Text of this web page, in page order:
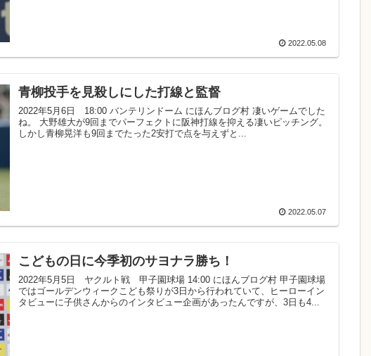
2022.05.08
青柳投手を見殺しにした打線と監督
2022年5月6日 18:00 バンテリンドーム にほんブログ村 凄いゲームでした
ね。 大野雄大が9回までパーフェクトに阪神打線を抑える凄いピッチング。
しかし青柳晃洋も9回までたった2安打で点を与えずと...
2022.05.07
こどもの日に今季初のサヨナラ勝ち！
2022年5月5日 ヤクルト戦 甲子園球場 14:00 にほんブログ村 甲子園球場
ではゴールデンウィークこども祭りが3日から行われていて、ヒーローイン
タビューに子供さんからのインタビュー企画があったんですが、3日も4...